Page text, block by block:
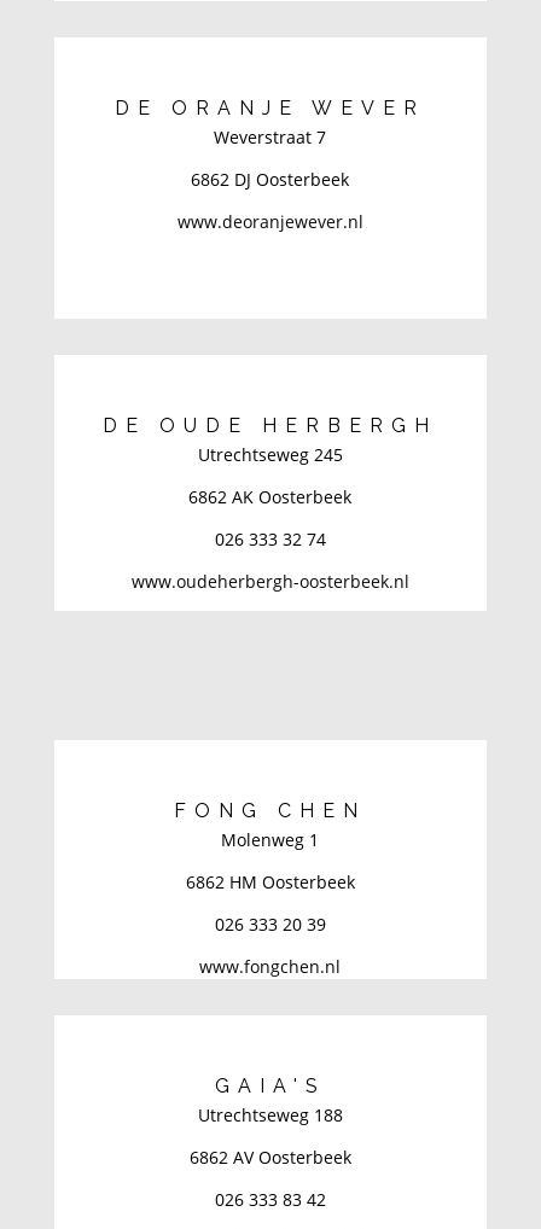
DE ORANJE WEVER
Weverstraat 7
6862 DJ Oosterbeek
www.deoranjewever.nl
DE OUDE HERBERGH
Utrechtseweg 245
6862 AK Oosterbeek
026 333 32 74
www.oudeherbergh-oosterbeek.nl
FONG CHEN
Molenweg 1
6862 HM Oosterbeek
026 333 20 39
www.fongchen.nl
GAIA'S
Utrechtseweg 188
6862 AV Oosterbeek
026 333 83 42